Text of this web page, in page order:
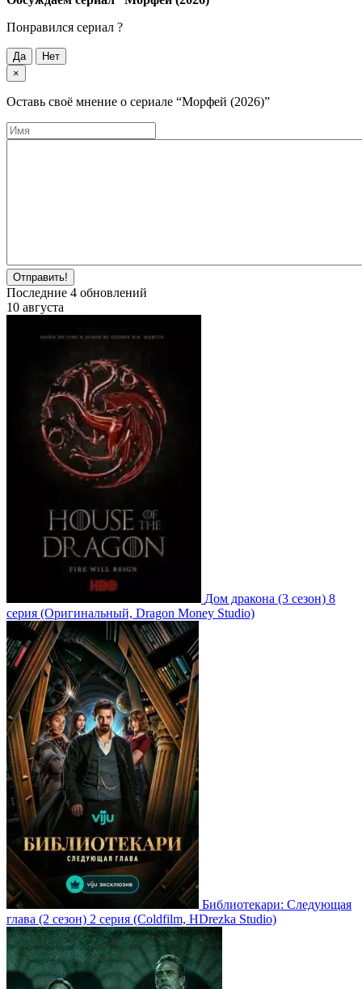
Понравился cериал ?
Да
Нет
×
Оставь своё мнение о cериале “Морфей (2026)”
Отправить!
Последние 4 обновлений
10 августа
Дом дракона (3 сезон) 8
серия (Оригинальный, Dragon Money Studio)
Библиотекари: Следующая
глава (2 сезон) 2 серия (Coldfilm, HDrezka Studio)